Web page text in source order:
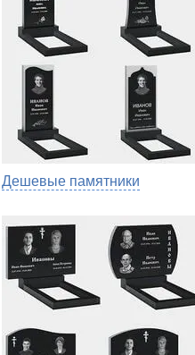
Дешевые памятники